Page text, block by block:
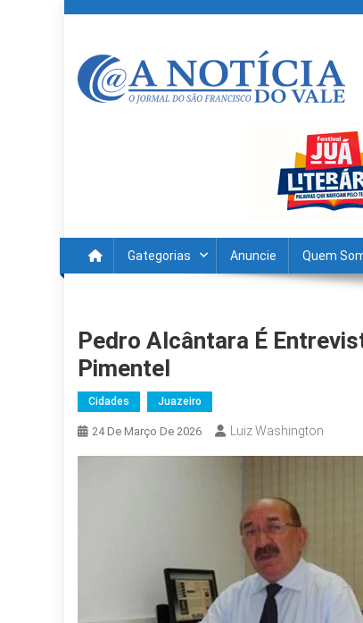
content
Gategorias Anuncie Quem
Pedro Alcântara É
Pimentel
Cidades Juazeiro
24 De Março De 2026 Luiz Washington